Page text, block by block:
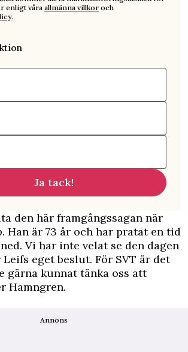
enligt våra allmänna villkor och
.
Ja tack!
den här framgångssagan när
Han är 73 år och har pratat en tid
Vi har inte velat se den dagen
eget beslut. För SVT är det
gärna kunnat tänka oss att
Hamngren.
Annons